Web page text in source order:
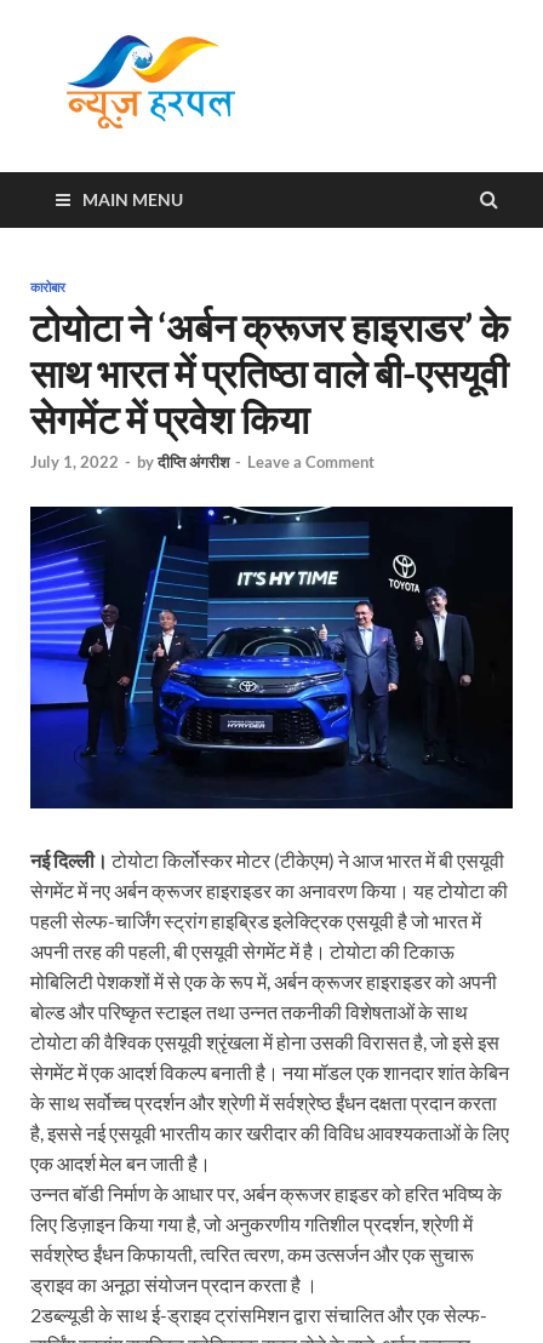
MAIN MENU
कारोबार
टोयोटा ने ‘अर्बन क्रूजर हाइराडर’ के
साथ भारत में प्रतिष्ठा वाले बी-एसयूवी
सेगमेंट में प्रवेश किया
July 1, 2022 - byदीप्ति अंगरीश - Leave a Comment
नई दिल्ली। टोयोटा किर्लोस्कर मोटर (टीकेएम) ने आज भारत में बी एसयूवी
सेगमेंट में नए अर्बन क्रूजर हाइराइडर का अनावरण किया। यह टोयोटा की
पहली सेल्फ-चार्जिंग स्ट्रांग हाइब्रिड इलेक्ट्रिक एसयूवी है जो भारत में
अपनी तरह की पहली, बी एसयूवी सेगमेंट में है। टोयोटा की टिकाऊ
मोबिलिटी पेशकशों में से एक के रूप में, अर्बन क्रूजर हाइराइडर को अपनी
बोल्ड और परिष्कृत स्टाइल तथा उन्नत तकनीकी विशेषताओं के साथ
टोयोटा की वैश्विक एसयूवी श्रृंखला में होना उसकी विरासत है, जो इसे इस
सेगमेंट में एक आदर्श विकल्प बनाती है। नया मॉडल एक शानदार शांत केबिन
के साथ सर्वोच्च प्रदर्शन और श्रेणी में सर्वश्रेष्ठ ईंधन दक्षता प्रदान करता
है, इससे नई एसयूवी भारतीय कार खरीदार की विविध आवश्यकताओं के लिए
एक आदर्श मेल बन जाती है।
उन्नत बॉडी निर्माण के आधार पर, अर्बन क्रूजर हाइडर को हरित भविष्य के
लिए डिज़ाइन किया गया है, जो अनुकरणीय गतिशील प्रदर्शन, श्रेणी में
सर्वश्रेष्ठ ईंधन किफायती, त्वरित त्वरण, कम उत्सर्जन और एक सुचारू
ड्राइव का अनूठा संयोजन प्रदान करता है ।
2डब्ल्यूडी के साथ ई-ड्राइव ट्रांसमिशन द्वारा संचालित और एक सेल्फ-